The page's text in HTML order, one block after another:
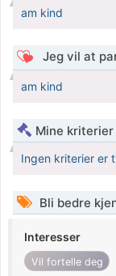
am kind
Jeg vil at
am kind
Mine
Ingen kriterier er
Bli bedre
Interesser
Vil fortelle deg